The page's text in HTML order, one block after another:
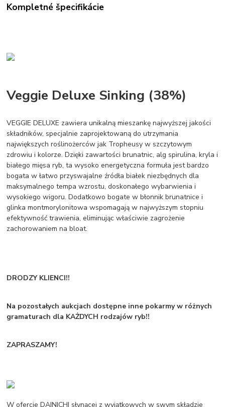
Kompletné špecifikácie
Veggie Deluxe Sinking (38%)
VEGGIE DELUXE zawiera unikalną mieszankę najwyższej jakości
składników, specjalnie zaprojektowaną do utrzymania
największych roślinożerców jak Tropheusy w szczytowym
zdrowiu i kolorze. Dzięki zawartości brunatnic, alg spirulina, kryla i
białego mięsa ryb, ta wysoko energetyczna formuła jest bardzo
bogata w łatwo przyswajalne źródła białek niezbędnych dla
maksymalnego tempa wzrostu, doskonałego wybarwienia i
wysokiego wigoru. Dodatkowo bogate w błonnik brunatnice i
glinka montmorylonitowa wspomagają w najwyższym stopniu
efektywność trawienia, eliminując właściwie zagrożenie
zachorowaniem na bloat.
DRODZY KLIENCI!!
Na pozostałych aukcjach dostępne inne pokarmy w różnych
gramaturach dla KAŻDYCH rodzajów ryb!!
ZAPRASZAMY!
W ofercie DAINICHI słynącej z wyjątkowych w swym składzie